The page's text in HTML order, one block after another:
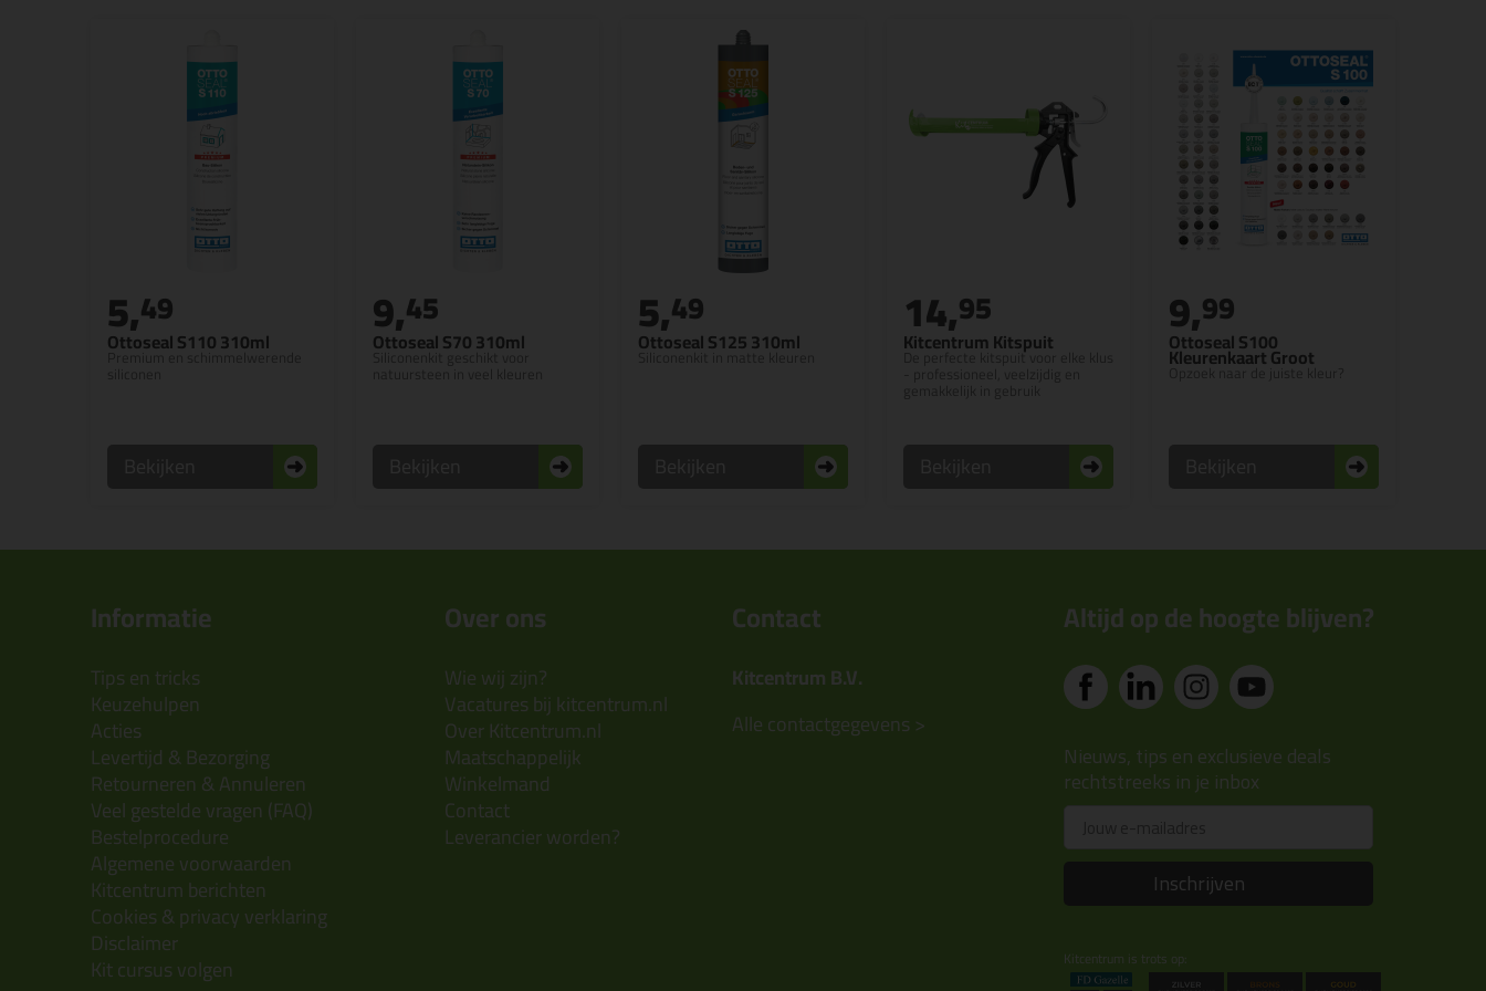
Ottoseal S110 310ml
Premium en schimmelwerende
5,49
Ottoseal S70 310ml
Siliconenkit geschikt voor
9,45
Ottoseal S125 310ml
Siliconenkit in matte kleuren
5,49
Kitcentrum Kitspuit
De perfecte kitspuit voor elke klus
14,95
Ottoseal S100
Kleurenkaart Groot
Opzoek naar de juiste kleur?
9,99
Informatie
Tips en tricks
Keuzehulpen
Acties
Levertijd & Bezorging
Retourneren & Annuleren
Veel gestelde vragen (FAQ)
Bestelprocedure
Algemene voorwaarden
Kitcentrum berichten
Cookies & privacy verklaring
Disclaimer
Kit cursus volgen
Over ons
Wie wij zijn?
Vacatures bij kitcentrum.nl
Over Kitcentrum.nl
Maatschappelijk
Winkelmand
Contact
Leverancier worden?
Contact
Kitcentrum B.V.
Alle contactgegevens >
Altijd op de hoogte blijven?
Nieuws, tips en exclusieve deals
rechtstreeks in je inbox
Inschrijven
Kitcentrum is trots op: